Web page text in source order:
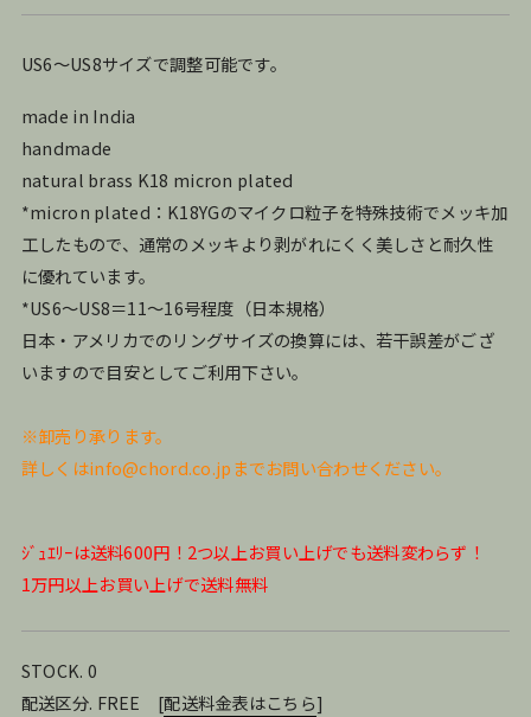
US6～US8サイズで調整可能です。
made in India
handmade
natural brass K18 micron plated
*micron plated：K18YGのマイクロ粒子を特殊技術でメッキ加
工したもので、通常のメッキより剥がれにくく美しさと耐久性
に優れています。
*US6～US8＝11～16号程度（⽇本規格）
⽇本・アメリカでのリングサイズの換算には、若⼲誤差がござ
いますので⽬安としてご利⽤下さい。
※卸売り承ります。
詳しくはinfo@chord.co.jpまでお問い合わせください。
ｼﾞｭｴﾘｰは送料600円！2つ以上お買い上げでも送料変わらず！
1万円以上お買い上げで送料無料
STOCK. 0
配送区分. FREE [配送料金表はこちら]